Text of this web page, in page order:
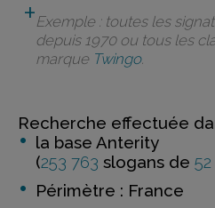
Exemple : toutes les
depuis 1970 ou tous les
marque Twingo.
Recherche effectuée
la base Anterity
(253 763 slogans de
Périmètre : France